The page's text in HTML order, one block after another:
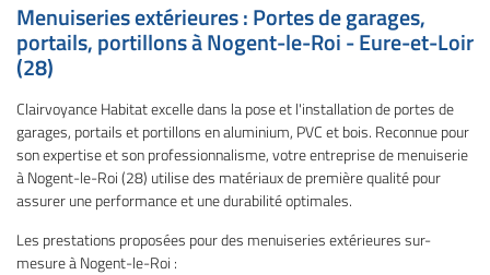
Menuiseries extérieures : Portes de garages,
portails, portillons à Nogent-le-Roi - Eure-et-Loir
(28)
Clairvoyance Habitat excelle dans la pose et l'installation de portes de
garages, portails et portillons en aluminium, PVC et bois. Reconnue pour
son expertise et son professionnalisme, votre entreprise de menuiserie
à Nogent-le-Roi (28) utilise des matériaux de première qualité pour
assurer une performance et une durabilité optimales.
Les prestations proposées pour des menuiseries extérieures sur-
mesure à Nogent-le-Roi :